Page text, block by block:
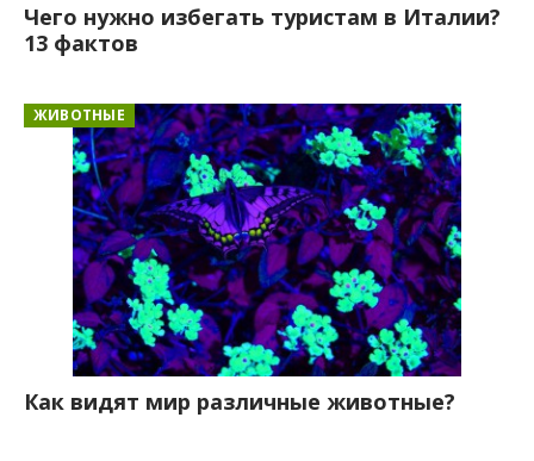
Чего нужно избегать туристам в Италии?
13 фактов
ЖИВОТНЫЕ
Как видят мир различные животные?